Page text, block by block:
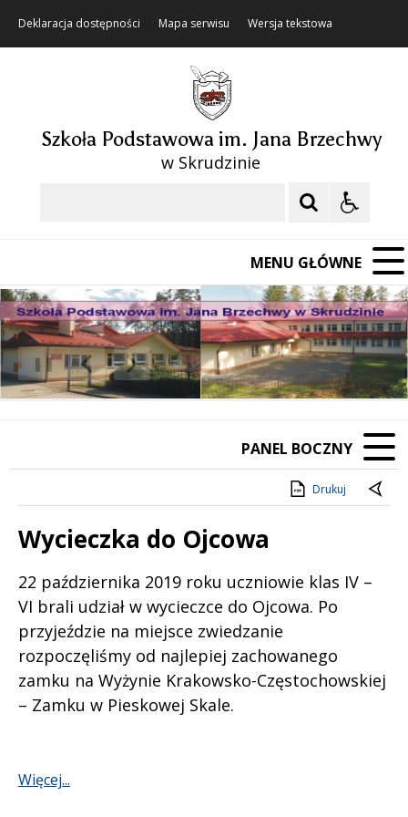
Deklaracja dostępności Mapa serwisu Wersja tekstowa
Szkoła Podstawowa im. Jana Brzechwy
w Skrudzinie
MENU GŁÓWNE
Poprzedni Element
Następny Element
❚❚
PANEL BOCZNY
Drukuj
Wycieczka do Ojcowa
Treść
22 października 2019 roku uczniowie klas IV –
VI brali udział w wycieczce do Ojcowa. Po
przyjeździe na miejsce zwiedzanie
rozpoczęliśmy od najlepiej zachowanego
zamku na Wyżynie Krakowsko-Częstochowskiej
– Zamku w Pieskowej Skale.
Więcej...